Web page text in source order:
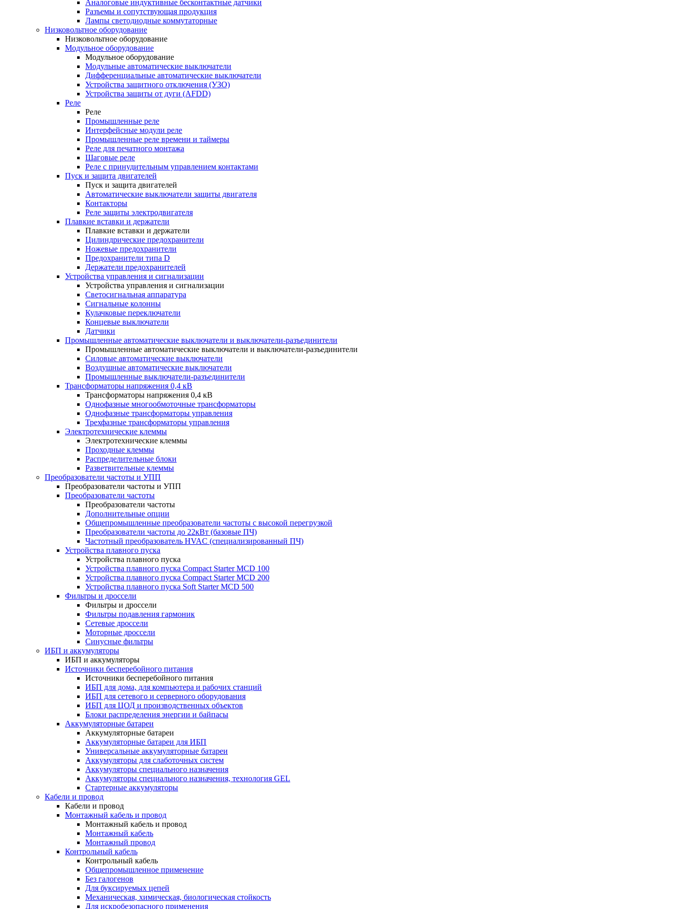
Аналоговые индуктивные бесконтактные датчики
Разъемы и сопутствующая продукция
Лампы светодиодные коммутаторные
Низковольтное оборудование
Низковольтное оборудование
Модульное оборудование
Модульное оборудование
Модульные автоматические выключатели
Дифференциальные автоматические выключатели
Устройства защитного отключения (УЗО)
Устройства защиты от дуги (AFDD)
Реле
Реле
Промышленные реле
Интерфейсные модули реле
Промышленные реле времени и таймеры
Реле для печатного монтажа
Шаговые реле
Реле с принудительным управлением контактами
Пуск и защита двигателей
Пуск и защита двигателей
Автоматические выключатели защиты двигателя
Контакторы
Реле защиты электродвигателя
Плавкие вставки и держатели
Плавкие вставки и держатели
Цилиндрические предохранители
Ножевые предохранители
Предохранители типа D
Держатели предохранителей
Устройства управления и сигнализации
Устройства управления и сигнализации
Светосигнальная аппаратура
Сигнальные колонны
Кулачковые переключатели
Концевые выключатели
Датчики
Промышленные автоматические выключатели и выключатели-разъединители
Промышленные автоматические выключатели и выключатели-разъединители
Силовые автоматические выключатели
Воздушные автоматические выключатели
Промышленные выключатели-разъединители
Трансформаторы напряжения 0,4 кВ
Трансформаторы напряжения 0,4 кВ
Однофазные многообмоточные трансформаторы
Однофазные трансформаторы управления
Трехфазные трансформаторы управления
Электротехнические клеммы
Электротехнические клеммы
Проходные клеммы
Распределительные блоки
Разветвительные клеммы
Преобразователи частоты и УПП
Преобразователи частоты и УПП
Преобразователи частоты
Преобразователи частоты
Дополнительные опции
Общепромышленные преобразователи частоты с высокой перегрузкой
Преобразователи частоты до 22кВт (базовые ПЧ)
Частотный преобразователь HVAC (специализированный ПЧ)
Устройства плавного пуска
Устройства плавного пуска
Устройства плавного пуска Compact Starter MCD 100
Устройства плавного пуска Compact Starter MCD 200
Устройства плавного пуска Soft Starter MCD 500
Фильтры и дроссели
Фильтры и дроссели
Фильтры подавления гармоник
Сетевые дроссели
Моторные дроссели
Синусные фильтры
ИБП и аккумуляторы
ИБП и аккумуляторы
Источники бесперебойного питания
Источники бесперебойного питания
ИБП для дома, для компьютера и рабочих станций
ИБП для сетевого и серверного оборудования
ИБП для ЦОД и производственных объектов
Блоки распределения энергии и байпасы
Аккумуляторные батареи
Аккумуляторные батареи
Аккумуляторные батареи для ИБП
Универсальные аккумуляторные батареи
Аккумуляторы для слаботочных систем
Аккумуляторы специального назначения
Аккумуляторы специального назначения, технология GEL
Стартерные аккумуляторы
Кабели и провод
Кабели и провод
Монтажный кабель и провод
Монтажный кабель и провод
Монтажный кабель
Монтажный провод
Контрольный кабель
Контрольный кабель
Общепромышленное применение
Без галогенов
Для буксируемых цепей
Механическая, химическая, биологическая стойкость
Для искробезопасного применения